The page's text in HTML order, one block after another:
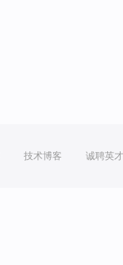
技术博客 诚聘英才